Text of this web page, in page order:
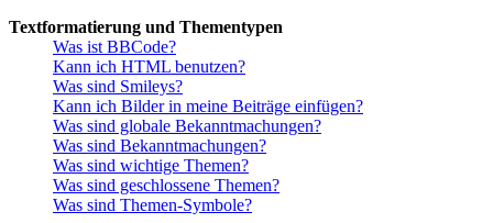
Textformatierung und Thementypen
Was ist BBCode?
Kann ich HTML benutzen?
Was sind Smileys?
Kann ich Bilder in meine Beiträge einfügen?
Was sind globale Bekanntmachungen?
Was sind Bekanntmachungen?
Was sind wichtige Themen?
Was sind geschlossene Themen?
Was sind Themen-Symbole?